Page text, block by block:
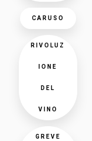
CARUSO
RIVOLUZ
IONE
DEL
VINO
GREVE